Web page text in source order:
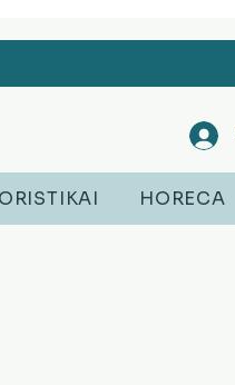
HORECA